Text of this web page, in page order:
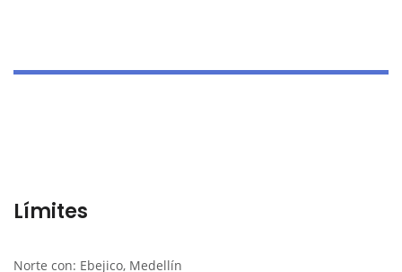
Límites
Norte con: Ebejico, Medellín